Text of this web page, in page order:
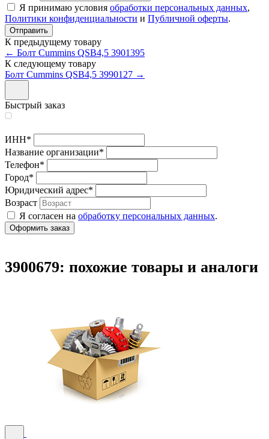
Я принимаю условия обработки персональных данных,
Политики конфиденциальности и Публичной оферты.
К предыдущему товару
← Болт Cummins QSB4,5 3901395
К следующему товару
Болт Cummins QSB4,5 3990127 →
Быстрый заказ
ИНН*
Название организации*
Телефон*
Город*
Юридический адрес*
Возраст
Я согласен на обработку персональных данных.
3900679: похожие товары и аналоги